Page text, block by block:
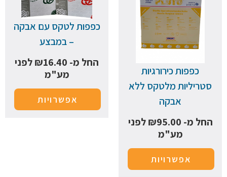
כפפות כירורגיות
סטריליות מלטקס ללא
אבקה
החל מ-
₪95.00
לפני
מע"מ
אפשרויות
כפפות לטקס עם אבקה
– במבצע
החל מ-
₪16.40
לפני
מע"מ
אפשרויות